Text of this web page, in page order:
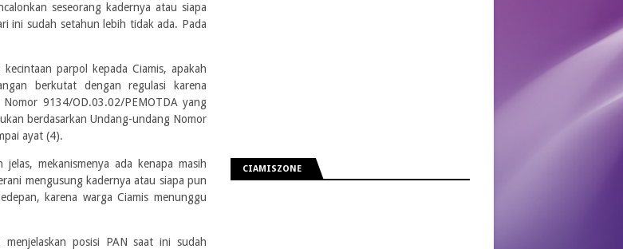
seseorang kadernya atau siapa
ini sudah setahun lebih tidak ada. Pada
parpol kepada Ciamis, apakah
berkutat dengan regulasi karena
Nomor 9134/OD.03.02/PEMOTDA yang
berdasarkan Undang-undang Nomor
ayat (4).
mekanismenya ada kenapa masih
mengusung kadernya atau siapa pun
karena warga Ciamis menunggu
posisi PAN saat ini sudah
CIAMISZONE